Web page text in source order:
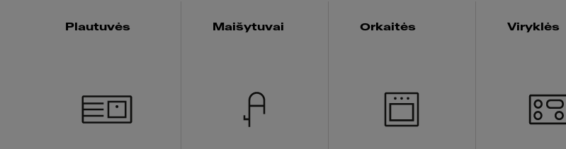
Plautuvės Maišytuvai Orkaitės Viryklės